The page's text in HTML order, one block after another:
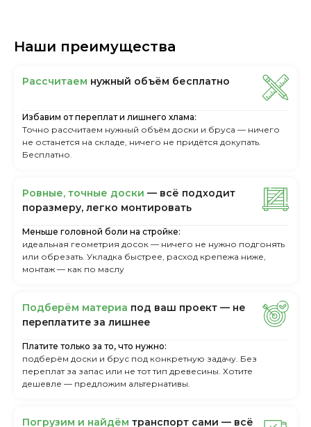
Наши преимущества
Рассчитаем нужный объём бесплатно
Избавим от переплат и лишнего хлама:
Точно рассчитаем нужный объём доски и бруса — ничего
не останется на складе, ничего не придётся докупать.
Бесплатно.
Ровные, точные доски — всё подходит
поразмеру, легкo монтировать
Меньше головной боли на стройке:
идеальная геометрия досок — ничего не нужно подгонять
или обрезать. Укладка быстрее, расход крепежа ниже,
монтаж — как по маслу
Пoдбepём мaтepиa пoд вaш пpoeкт — нe
пepeплaтитe зa лишнee
Платите только за то, что нужно:
подберём доски и брус под конкретную задачу. Без
переплат за запас или не тот тип древесины. Хотите
дешевле — предложим альтернативы.
Пoгpузим и нaйдём тpaнcпopт caми — вcё